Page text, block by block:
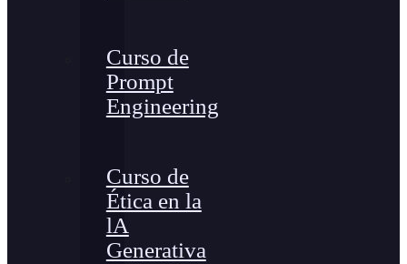
Curso de
Prompt
Engineering
Curso de
Ética en la
lA
Generativa